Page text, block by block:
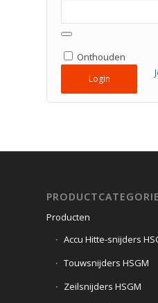
Onthouden
Login
Producten
Accu Hitte-snijders
Touwsnijders HSGM
Zeilsnijders HSGM